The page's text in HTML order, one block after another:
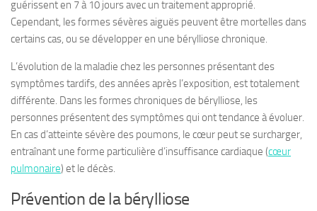
guérissent en 7 à 10 jours avec un traitement approprié.
Cependant, les formes sévères aiguës peuvent être mortelles dans
certains cas, ou se développer en une bérylliose chronique.
L’évolution de la maladie chez les personnes présentant des
symptômes tardifs, des années après l’exposition, est totalement
différente. Dans les formes chroniques de bérylliose, les
personnes présentent des symptômes qui ont tendance à évoluer.
En cas d’atteinte sévère des poumons, le cœur peut se surcharger,
entraînant une forme particulière d’insuffisance cardiaque (cœur
pulmonaire) et le décès.
Prévention de la bérylliose